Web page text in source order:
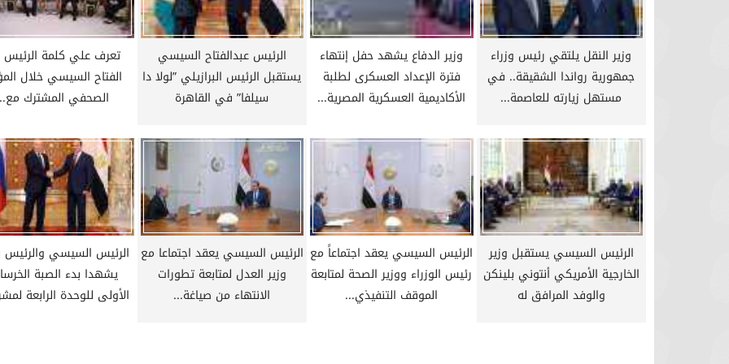
وزير النقل يلتقي رئيس وزراء
جمهورية رواندا الشقيقة.. في
مستهل زيارته للعاصمة...
وزير الدفاع يشهد حفل إنتهاء
فترة الإعداد العسكرى لطلبة
الأكاديمية العسكرية المصرية...
الرئيس عبدالفتاح السيسي
يستقبل الرئيس البرازيلي ”لولا دا
سيلفا” في القاهرة
تعرف علي كلمة الرئيس
الفتاح السيسي خلال
الصحفي المشترك
الرئيس السيسي يستقبل وزير
الخارجية الأمريكي أنتوني بلينكن
والوفد المرافق له
الرئيس السيسي يعقد اجتماعاً مع
رئيس الوزراء ووزير الصحة لمتابعة
الموقف التنفيذي...
الرئيس السيسي يعقد اجتماعا مع
وزير العدل لمتابعة تطورات
الانتهاء من صياغة...
الرئيس السيسي والرئيس
يشهدا بدء الصبة
الأولى للوحدة الرابعة
عودة الدوري المصري.. تعرف على مواعيد
مباريات اليوم والقنوات الناقلة
عاجل.. الرئيس السيسي يستقبل وزير
الخارجية الإيراني عباس عراقجي
الأكاديمية العسكرية المصرية
وفداً من سلطنه عمان الشقيقة